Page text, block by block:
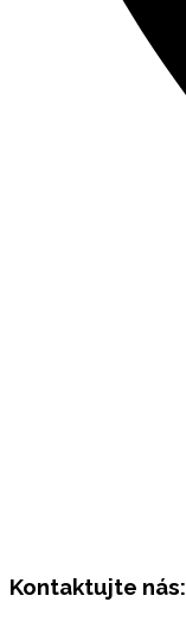
Kontaktujte nás: